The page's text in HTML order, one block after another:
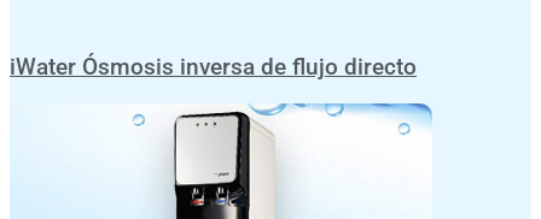
iWater Ósmosis inversa de flujo directo